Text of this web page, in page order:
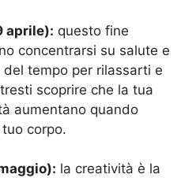
aprile): questo fine
concentrarsi su salute e
tempo per rilassarti e
scoprire che la tua
aumentano quando
corpo.
la creatività è la